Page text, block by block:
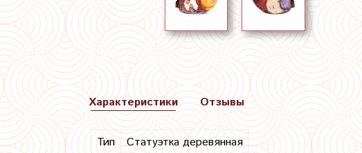
Характеристики
Тип Статуэтка деревянная
Отзывы